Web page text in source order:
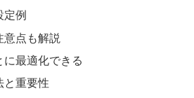
定例
意点も解説
最適化できる
と重要性